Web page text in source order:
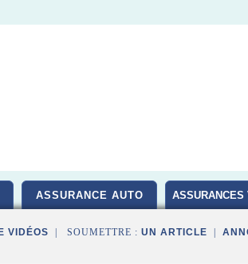
ASSURANCE AUTO ASSURANCES
VIDÉOS | SOUMETTRE : UN ARTICLE